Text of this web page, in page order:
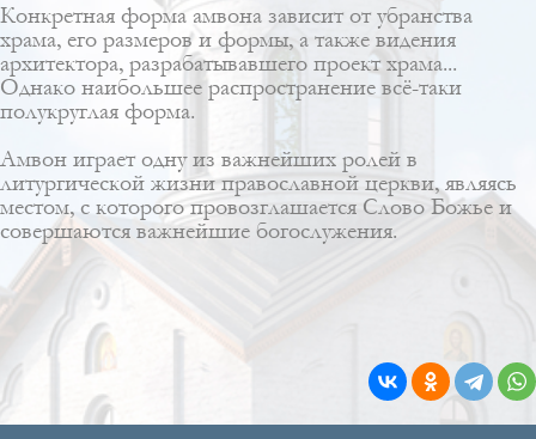
Конкретная форма амвона зависит от убранства
храма, его размеров и формы, а также видения
архитектора, разрабатывавшего проект храма...
Однако наибольшее распространение всё-таки
полукруглая форма.
Амвон играет одну из важнейших ролей в
литургической жизни православной церкви, являясь
местом, с которого провозглашается Слово Божье и
совершаются важнейшие богослужения.